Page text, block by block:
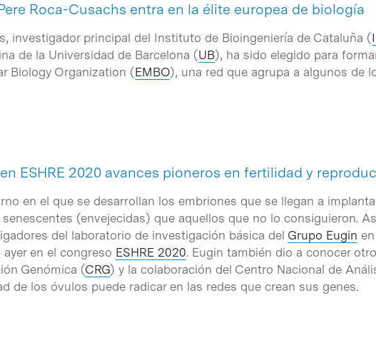
Roca-Cusachs entra en la élite europea de biología
investigador principal del Instituto de Bioingeniería de Cataluña (
de la Universidad de Barcelona (UB), ha sido elegido para
Biology Organization (EMBO), una red que agrupa a algunos de
ESHRE 2020 avances pioneros en fertilidad y
en el que se desarrollan los embriones que se llegan a
(envejecidas) que aquellos que no lo consiguieron.
del laboratorio de investigación básica del Grupo Eugin
en el congreso ESHRE 2020. Eugin también dio a conocer
Genómica (CRG) y la colaboración del Centro Nacional de
de los óvulos puede radicar en las redes que crean sus genes.